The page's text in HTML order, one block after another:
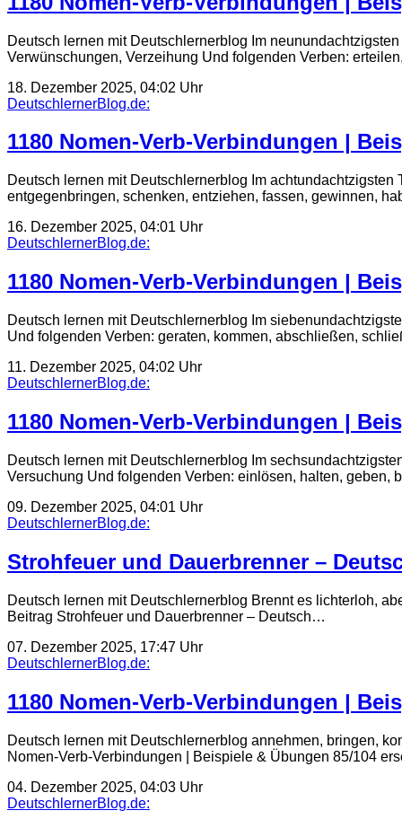
Deutsch lernen mit Deutschlernerblog Im
Verwünschungen, Verzeihung Und folgenden Verben:
18. Dezember 2025, 04:02 Uhr
DeutschlernerBlog.de:
1180 Nomen-Verb-Verbindungen |
Deutsch lernen mit Deutschlernerblog Im
entgegenbringen, schenken, entziehen, fassen, gewinnen,
16. Dezember 2025, 04:01 Uhr
DeutschlernerBlog.de:
1180 Nomen-Verb-Verbindungen |
Deutsch lernen mit Deutschlernerblog Im
Und folgenden Verben: geraten, kommen, abschließen,
11. Dezember 2025, 04:02 Uhr
DeutschlernerBlog.de:
1180 Nomen-Verb-Verbindungen |
Deutsch lernen mit Deutschlernerblog Im
Versuchung Und folgenden Verben: einlösen, halten,
09. Dezember 2025, 04:01 Uhr
DeutschlernerBlog.de:
Strohfeuer und Dauerbrenner –
Deutsch lernen mit Deutschlernerblog Brennt es lichterloh,
Beitrag Strohfeuer und Dauerbrenner – Deutsch…
07. Dezember 2025, 17:47 Uhr
DeutschlernerBlog.de:
1180 Nomen-Verb-Verbindungen |
Deutsch lernen mit Deutschlernerblog annehmen, bringen,
Nomen-Verb-Verbindungen | Beispiele & Übungen 85/104
04. Dezember 2025, 04:03 Uhr
DeutschlernerBlog.de: